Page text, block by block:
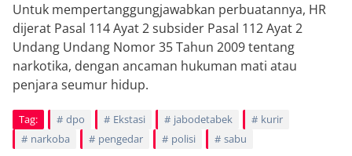
Untuk mempertanggungjawabkan perbuatannya, HR
dijerat Pasal 114 Ayat 2 subsider Pasal 112 Ayat 2
Undang Undang Nomor 35 Tahun 2009 tentang
narkotika, dengan ancaman hukuman mati atau
penjara seumur hidup.
Tag: dpo Ekstasi jabodetabek
kurir
narkoba
pengedar polisi sabu